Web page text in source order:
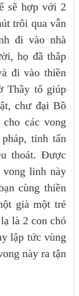
sẽ hợp với 2
trôi qua vẫn
đi vào nhà
họ đã thắp
đi vào thiền
Thầy tổ giúp
chư đại Bồ
các vong
tinh tấn
thoát. Được
linh này
cùng thiền
già một trẻ
là 2 con chó
lập tức vùng
này ra tận